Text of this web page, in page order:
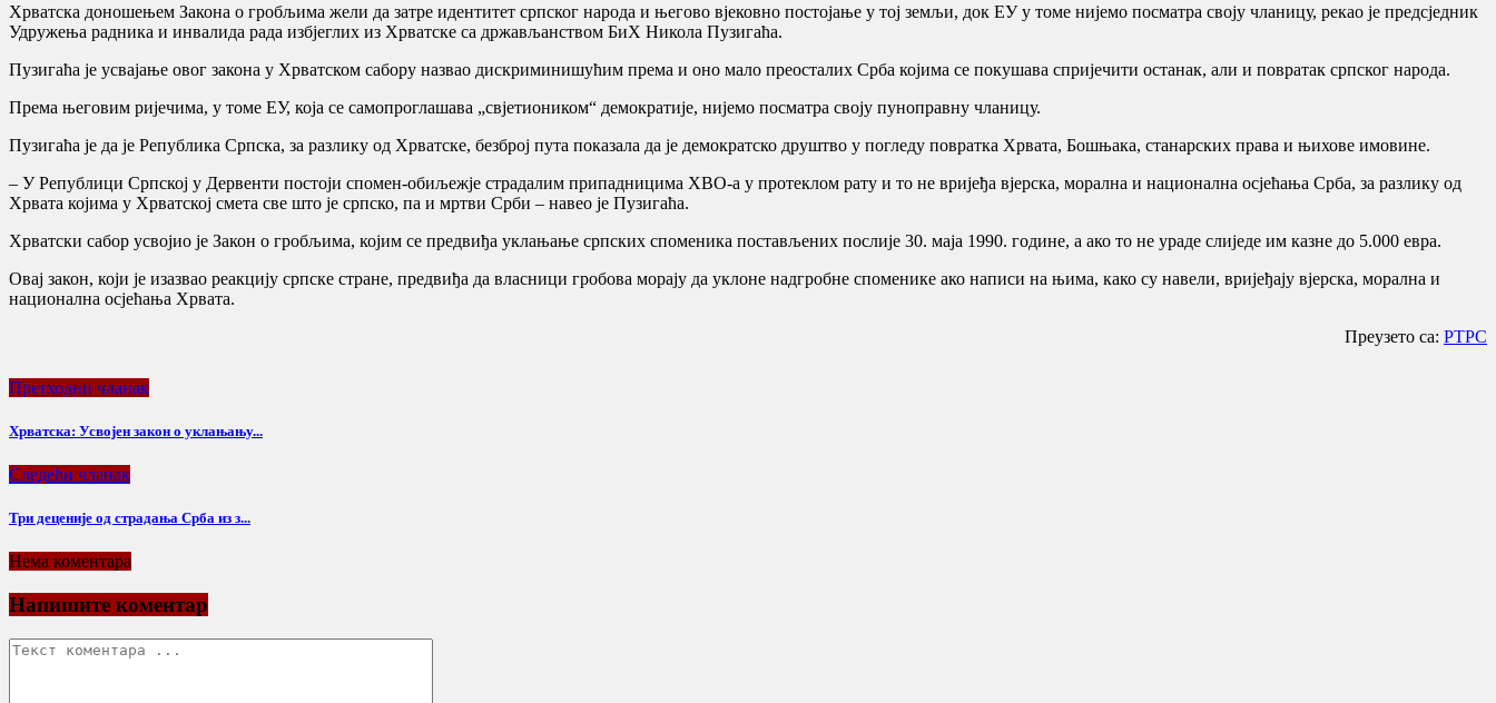
Хрватска доношењем Закона о гробљима жели да затре идентитет српског народа и његово вјековно постојање у тој земљи, док ЕУ у томе нијемо посматра своју чланицу, рекао је предсједник
Удружења радника и инвалида рада избјеглих из Хрватске са држављанством БиХ Никола Пузигаћа.
Пузигаћа је усвајање овог закона у Хрватском сабору назвао дискриминишућим према и оно мало преосталих Срба којима се покушава спријечити останак, али и повратак српског народа.
Према његовим ријечима, у томе ЕУ, која се самопроглашава „свјетиоником“ демократије, нијемо посматра своју пуноправну чланицу.
Пузигаћа је да је Република Српска, за разлику од Хрватске, безброј пута показала да је демократско друштво у погледу повратка Хрвата, Бошњака, станарских права и њихове имовине.
– У Републици Српској у Дервенти постоји спомен-обиљежје страдалим припадницима ХВО-а у протеклом рату и то не вријеђа вјерска, морална и национална осјећања Срба, за разлику од
Хрвата којима у Хрватској смета све што је српско, па и мртви Срби – навео је Пузигаћа.
Хрватски сабор усвојио је Закон о гробљима, којим се предвиђа уклањање српских споменика постављених послије 30. маја 1990. године, а ако то не ураде слиједе им казне до 5.000 евра.
Овај закон, који је изазвао реакцију српске стране, предвиђа да власници гробова морају да уклоне надгробне споменике ако написи на њима, како су навели, вријеђају вјерска, морална и
национална осјећања Хрвата.
Преузето са: РТРС
Претходни чланак
Хрватска: Усвојен закон о уклањању...
Следећи чланак
Три деценије од страдања Срба из з...
Нема коментара
Напишите коментар